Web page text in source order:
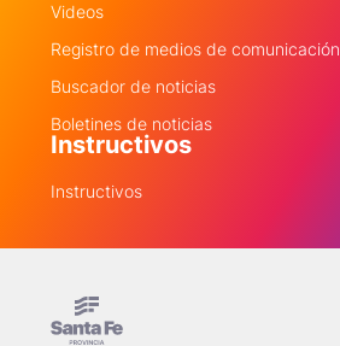
Videos
Registro de medios de comunicación
Buscador de noticias
Boletines de noticias
Instructivos
Instructivos